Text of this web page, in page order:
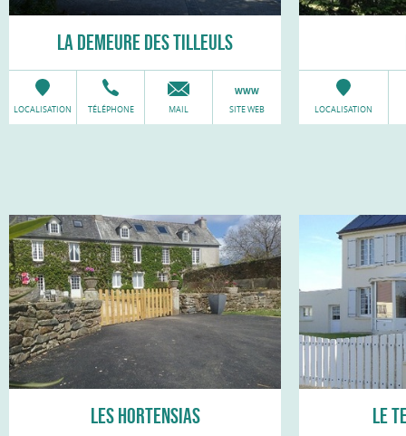
LA DEMEURE DES TILLEULS
LOCALISATION TÉLÉPHONE MAIL SITE WEB LOCALISATION
LES HORTENSIAS LE